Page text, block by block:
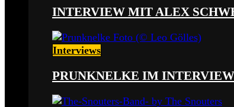
INTERVIEW MIT ALEX
Interviews
PRUNKNELKE IM INTERVIEW